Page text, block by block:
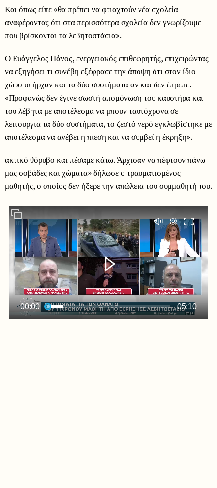
Και όπως είπε «θα πρέπει να φτιαχτούν νέα σχολεία
αναφέροντας ότι στα περισσότερα σχολεία δεν γνωρίζουμε
που βρίσκονται τα λεβητοστάσια».
Ο Ευάγγελος Πάνος, ενεργειακός επιθεωρητής, επιχειρώντας
να εξηγήσει τι συνέβη εξέφρασε την άποψη ότι στον ίδιο
χώρο υπήρχαν και τα δύο συστήματα αν και δεν έπρεπε.
«Προφανώς δεν έγινε σωστή απομόνωση του καυστήρα και
του λέβητα με αποτέλεσμα να μπουν ταυτόχρονα σε
λειτουργια τα δύο συστήματα, το ζεστό νερό εγκλωβίστηκε με
αποτέλεσμα να ανέβει η πίεση και να συμβεί η έκρηξη».
ακτικό θόρυβο και πέσαμε κάτω. Άρχισαν να πέφτουν πάνω
μας σοβάδες και χώματα» δήλωσε ο τραυματισμένος
μαθητής, ο οποίος δεν ήξερε την απώλεια του συμμαθητή του.